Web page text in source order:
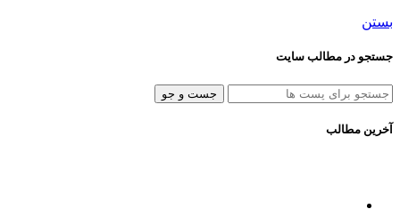
بستن
جستجو در مطالب سایت
جست و جو
آخرین مطالب